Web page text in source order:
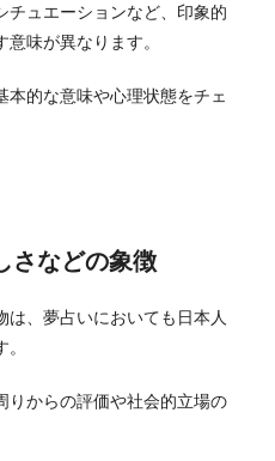
チュエーションなど、印象的
味が異なります。
本的な意味や心理状態をチェ
さなどの象徴
は、夢占いにおいても日本人
りからの評価や社会的立場の